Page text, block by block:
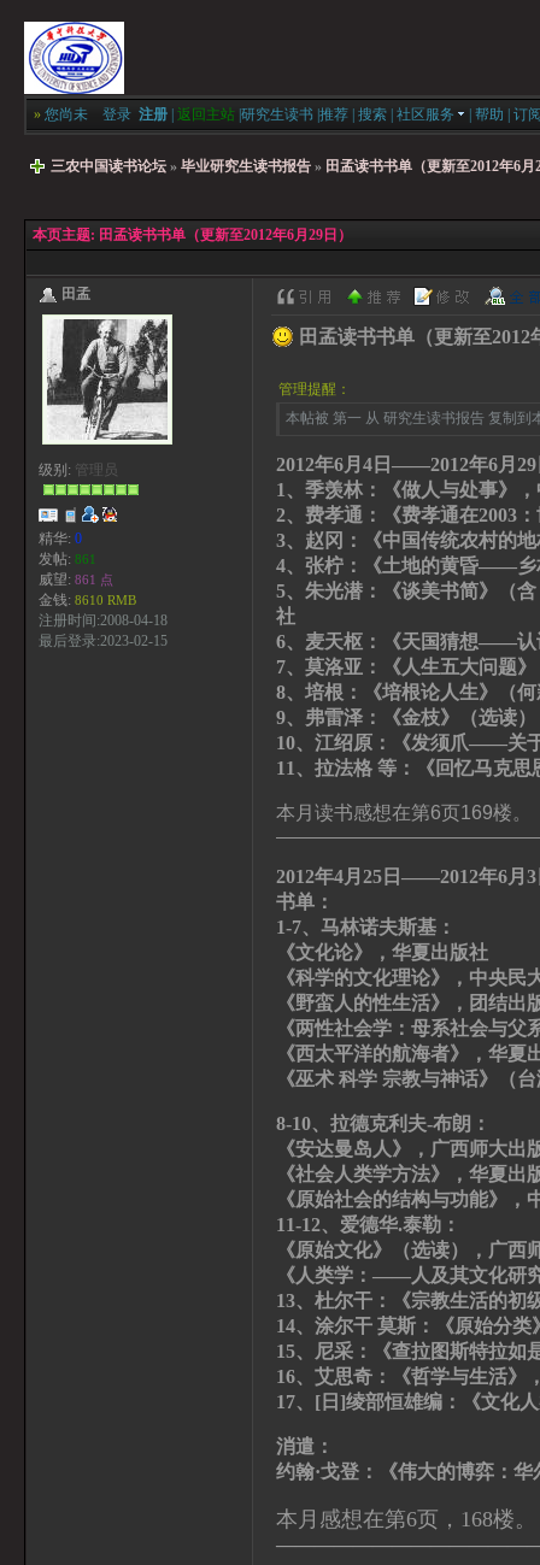
» 您尚未 登录 注册 返回主站 研究生读书 推荐 搜索 社区服务 帮助 订
三农中国读书论坛 » 毕业研究生读书报告 » 田孟读书书单（更新至2012年6月
本页主题: 田孟读书书单（更新至2012年6月29日）
田孟
级别: 管理员
精华: 0
发帖: 861
威望: 861 点
金钱: 8610 RMB
注册时间:2008-04-18
最后登录:2023-02-15
田孟读书书单（更新至2012
管理提醒：
本帖被 第一 从 研究生读书报告 复制到
2012年6月4日——2012年6月29
1、季羡林：《做人与处事》
2、费孝通：《费孝通在2003
3、赵冈：《中国传统农村的
4、张柠：《土地的黄昏——乡
5、朱光潜：《谈美书简》（
社
6、麦天枢：《天国猜想——认
7、莫洛亚：《人生五大问题
8、培根：《培根论人生》（
9、弗雷泽：《金枝》（选读）
10、江绍原：《发须爪——关
11、拉法格 等：《回忆马克思
本月读书感想在第6页169楼。
2012年4月25日——2012年6月3
书单：
1-7、马林诺夫斯基：
《文化论》，华夏出版社
《科学的文化理论》，中央民
《野蛮人的性生活》，团结出
《两性社会学：母系社会与
《西太平洋的航海者》，华夏
《巫术 科学 宗教与神话》（
8-10、拉德克利夫-布朗：
《安达曼岛人》，广西师大出
《社会人类学方法》，华夏出
《原始社会的结构与功能》，
11-12、爱德华.泰勒：
《原始文化》（选读），广西
《人类学：——人及其文化研
13、杜尔干：《宗教生活的初
14、涂尔干 莫斯：《原始分
15、尼采：《查拉图斯特拉如
16、艾思奇：《哲学与生活》
17、[日]绫部恒雄编：《文化
消遣：
约翰·戈登：《伟大的博弈：
本月感想在第6页，168楼。